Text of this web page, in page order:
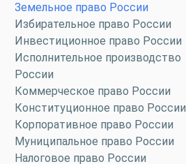
Земельное право России
Избирательное право России
Инвестиционное право России
Исполнительное производство
России
Коммерческое право России
Конституционное право России
Корпоративное право России
Муниципальное право России
Налоговое право России